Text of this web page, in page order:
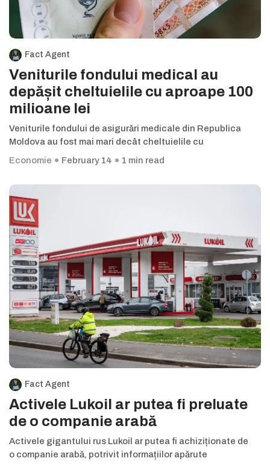
Fact Agent
Veniturile fondului medical au
depășit cheltuielile cu aproape 100
milioane lei
Veniturile fondului de asigurări medicale din Republica
Moldova au fost mai mari decât cheltuielile cu
Economie
February 14 1 min read
Fact Agent
Activele Lukoil ar putea fi preluate
de o companie arabă
Activele gigantului rus Lukoil ar putea fi achiziționate de
o companie arabă, potrivit informațiilor apărute